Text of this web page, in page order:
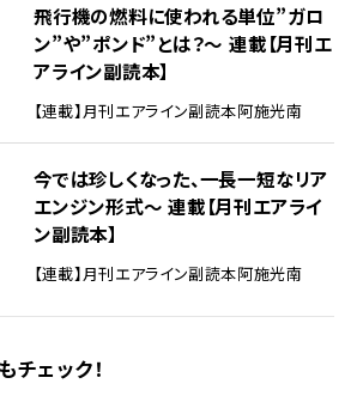
飛行機の燃料に使われる単位”ガロ
ン”や”ポンド”とは？～ 連載【月刊エ
アライン副読本】
【連載】月刊エアライン副読本阿施光南
今では珍しくなった、一長一短なリア
エンジン形式～ 連載【月刊エアライ
ン副読本】
【連載】月刊エアライン副読本阿施光南
ェック！